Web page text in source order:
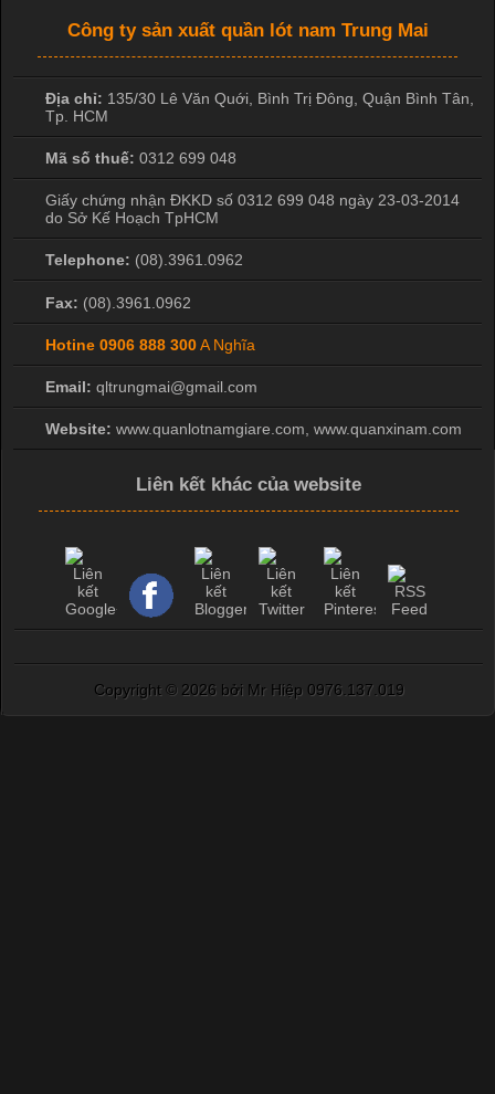
Công ty sản xuất quần lót nam Trung Mai
Địa chỉ: 135/30 Lê Văn Quới, Bình Trị Đông Quận Bình Tân
Tp. HCM
Mã số thuế: 0312 699 048
Giấy chứng nhận ĐKKD số 0312 699 048 ngày 23-03-2014
do Sở Kế Hoạch TpHCM
Telephone: (08).3961.0962
Fax: (08).3961.0962
Hotine 0906 888 300A Nghĩa
Email: qltrungmai@gmail.com
Website: www.quanlotnamgiare.com, www.quanxinam.com
Liên kết khác của website
Copyright © 2026 bởi Mr Hiệp 0976.137.019